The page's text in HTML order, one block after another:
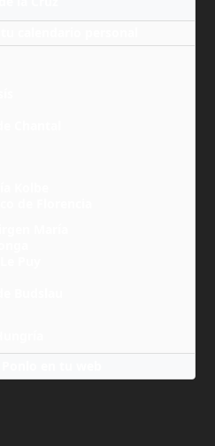
calendario personal